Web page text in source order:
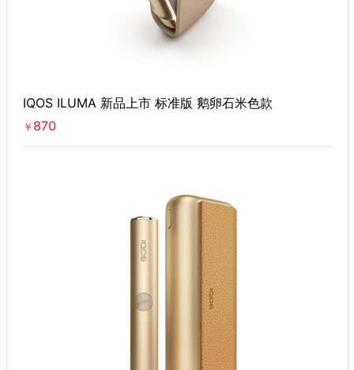
IQOS ILUMA 新品上市 标准版 鹅卵石米色款
￥ 870